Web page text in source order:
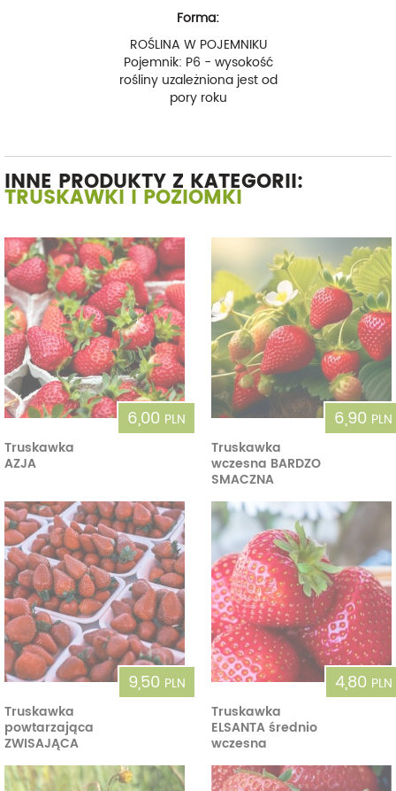
Forma:
ROŚLINA W POJEMNIKU
Pojemnik: P6 - wysokość
rośliny uzależniona jest od
pory roku
INNE PRODUKTY Z KATEGORII:
TRUSKAWKI I POZIOMKI
6,00 PLN
Truskawka
AZJA
6,90 PLN
Truskawka
wczesna BARDZO
SMACZNA
9,50 PLN
Truskawka
powtarzająca
ZWISAJĄCA
4,80 PLN
Truskawka
ELSANTA średnio
wczesna